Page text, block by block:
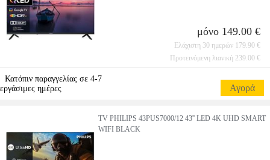
μόνο 149.00 €
Ελάχιστη 30 ημερών 179.90 €
Προτεινόμενη λιανική 239.00 €
Κατόπιν παραγγελίας σε 4-7
εργάσιμες ημέρες
Αγορά
TV PHILIPS 43PUS7000/12 43'' LED 4K UHD SMART
WIFI BLACK